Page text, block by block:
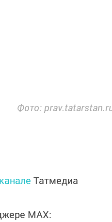
Фото:
Татмедиа
MАХ: